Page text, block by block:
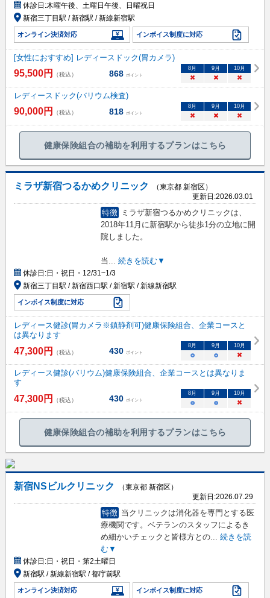
休診日:木曜午後、土曜日午後、日曜祝日
新宿三丁目駅 / 新宿駅 / 新線新宿駅
オンライン決済対応 インボイス制度に対応
[女性におすすめ] レディースドック(胃カメラ)
95,500円 （税込） 868 ポイント
8 月 9 月 10月
× × ×
レディースドック(バリウム検査)
90,000円 （税込） 818 ポイント
8 月 9 月 10月
× × ×
健康保険組合の補助を利用するプランはこちら
ミラザ新宿つるかめクリニック
（東京都 新宿区）
更新日:2026.03.01
特徴
ミラザ新宿つるかめクリニックは、
2018年11月に新宿駅から徒歩1分の立地に開
院しました。
当 ... 続きを読む▼
休診日:日・祝日・12/31~1/3
新宿三丁目駅 / 新宿西口駅 / 新宿駅 / 新線新宿駅
インボイス制度に対応
レディース健診(胃カメラ※鎮静剤可)健康保険組合、企業コースと
は異なります
47,300円 （税込） 430 ポイント
8月 9月 10月
○ ○ ×
レディース健診(バリウム)健康保険組合、企業コースとは異なりま
す
47,300円 （税込） 430 ポイント
8月 9月 10月
○ ○ ×
健康保険組合の補助を利用するプランはこちら
新宿NSビルクリニック
（東京都 新宿区）
更新日:2026.07.29
特徴 当クリニックは消化器を専門とする医
療機関です。ベテランのスタッフによるき
め細かいチェックと皆様方との...
続きを読
む▼
休診日:日・祝日・第2土曜日
新宿駅 / 新線新宿駅 / 都庁前駅
オンライン決済対応 インボイス制度に対応